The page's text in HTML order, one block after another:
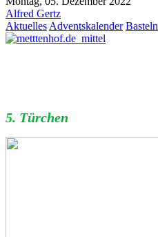
Alfred Gertz
Aktuelles Adventskalender Basteln
5. Türchen